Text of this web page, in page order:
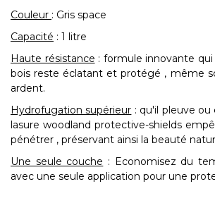
Couleur : Gris space
Capacité : 1 litre
Haute résistance : formule innovante
bois reste éclatant et protégé , même
ardent.
Hydrofugation supérieur : qu'il pleuve ou
lasure woodland protective-shields
pénétrer , préservant ainsi la beauté
Une seule couche : Economisez du
avec une seule application pour une